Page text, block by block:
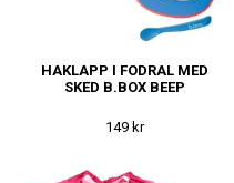
HAKLAPP I FODRAL MED
SKED B.BOX BEEP
149 kr